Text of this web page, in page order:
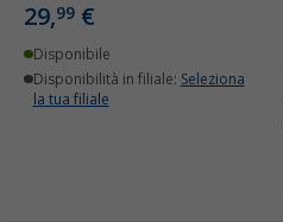
29,99 €
Disponibile
Disponibilità in filiale: Seleziona
la tua filiale